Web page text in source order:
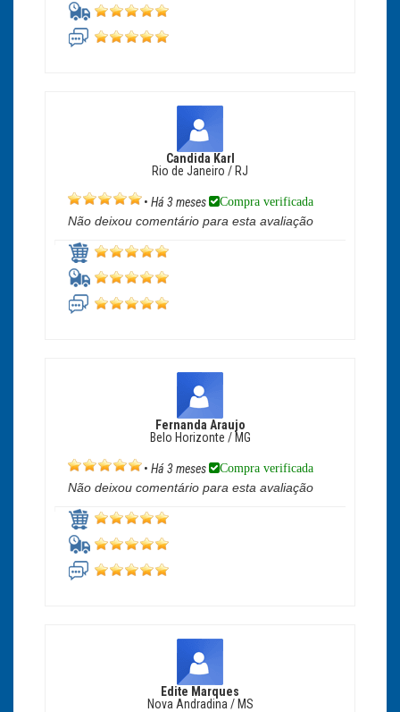
Candida Karl
Rio de Janeiro / RJ
• Há 3 meses Compra verificada
Não deixou comentário para esta avaliação
Fernanda Araujo
Belo Horizonte / MG
• Há 3 meses Compra verificada
Não deixou comentário para esta avaliação
Edite Marques
Nova Andradina / MS